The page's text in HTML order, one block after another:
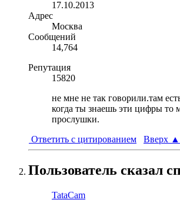
17.10.2013
Адрес
Москва
Сообщений
14,764
Репутация
15820
не мне не так говорили.там
когда ты знаешь эти цифры то
прослушки.
Ответить с цитированием
Вверх ▲
Пользователь сказал
TataCam